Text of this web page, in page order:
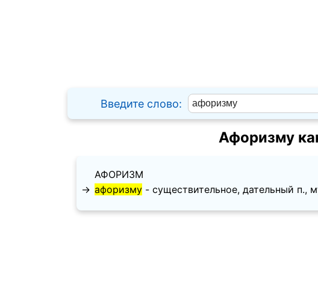
Введите слово:
Афоризму
АФОРИЗМ
→ афоризму - существительное, дательный п.,